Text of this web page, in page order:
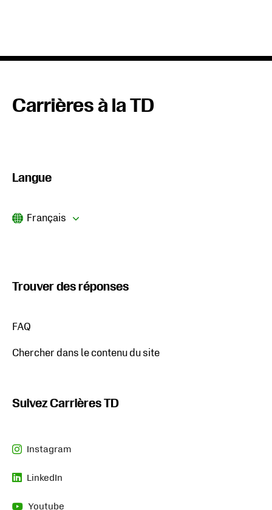
Carrières à la TD
Langue
Français
Trouver des réponses
FAQ
Chercher dans le contenu du site
Suivez Carrières TD
Instagram
S'ouvre dans un nouvel onglet
LinkedIn
S'ouvre dans un nouvel onglet
Youtube